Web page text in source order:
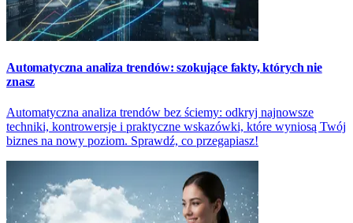
Automatyczna analiza trendów: szokujące fakty, których nie
znasz
Automatyczna analiza trendów bez ściemy: odkryj najnowsze
techniki, kontrowersje i praktyczne wskazówki, które wyniosą Twój
biznes na nowy poziom. Sprawdź, co przegapiasz!